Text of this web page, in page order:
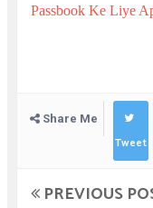
Passbook Ke Liye
Share Me
Tweet
PREVIOUS